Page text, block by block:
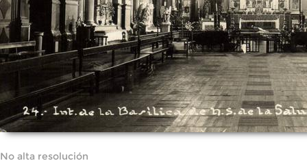
No alta resolución